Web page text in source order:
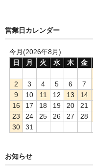
営業日カレンダー
今月(2026年8月)
日
月 火 水 木 金
2
3 4 5 6 7
9
10 11 12 13 14
16
17 18 19 20 21
23
24 25 26 27 28
30
31
お知らせ